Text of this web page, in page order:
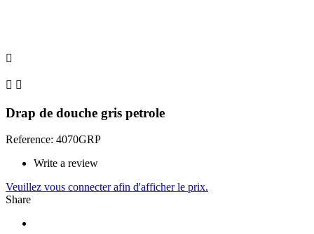

 
Drap de douche gris petrole
Reference: 4070GRP
Write a review
Veuillez vous connecter afin d'afficher le prix.
Share